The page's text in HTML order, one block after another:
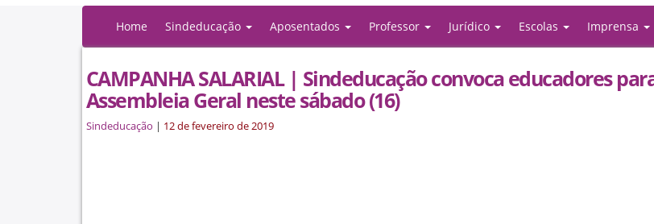
Home Sindeducação Aposentados Professor Jurídico Escolas Imprensa
CAMPANHA SALARIAL | Sindeducação convoca educadores
Assembleia Geral neste sábado (16)
Sindeducação | 12 de fevereiro de 2019